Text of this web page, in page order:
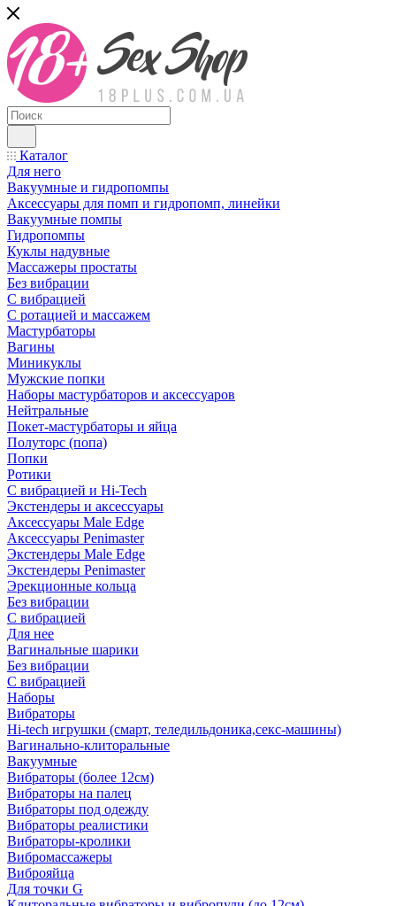
Каталог
Для него
Вакуумные и гидропомпы
Аксессуары для помп и гидропомп, линейки
Вакуумные помпы
Гидропомпы
Куклы надувные
Массажеры простаты
Без вибрации
С вибрацией
С ротацией и массажем
Мастурбаторы
Вагины
Миникуклы
Мужские попки
Наборы мастурбаторов и аксессуаров
Нейтральные
Покет-мастурбаторы и яйца
Полуторс (попа)
Попки
Ротики
С вибрацией и Hi-Tech
Экстендеры и аксессуары
Аксессуары Male Edge
Аксессуары Penimaster
Экстендеры Male Edge
Экстендеры Penimaster
Эрекционные кольца
Без вибрации
С вибрацией
Для нее
Вагинальные шарики
Без вибрации
С вибрацией
Наборы
Вибраторы
Hi-tech игрушки (смарт, теледильдоника,секс-машины)
Вагинально-клиторальные
Вакуумные
Вибраторы (более 12см)
Вибраторы на палец
Вибраторы под одежду
Вибраторы реалистики
Вибраторы-кролики
Вибромассажеры
Виброяйца
Для точки G